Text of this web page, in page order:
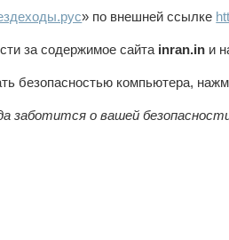
» по внешней ссылке
за содержимое сайта inran.in и
безопасностью компьютера,
заботится о вашей